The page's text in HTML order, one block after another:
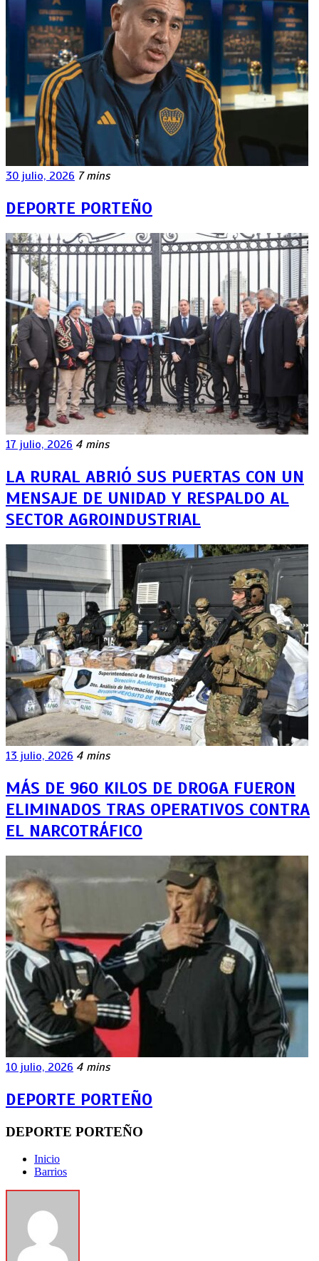
30 julio, 2026 7 mins
DEPORTE PORTEÑO
17 julio, 2026 4 mins
LA RURAL ABRIÓ SUS PUERTAS CON UN
MENSAJE DE UNIDAD Y RESPALDO AL
SECTOR AGROINDUSTRIAL
13 julio, 2026 4 mins
MÁS DE 960 KILOS DE DROGA FUERON
ELIMINADOS TRAS OPERATIVOS CONTRA
EL NARCOTRÁFICO
10 julio, 2026 4 mins
DEPORTE PORTEÑO
DEPORTE PORTEÑO
Inicio
Barrios